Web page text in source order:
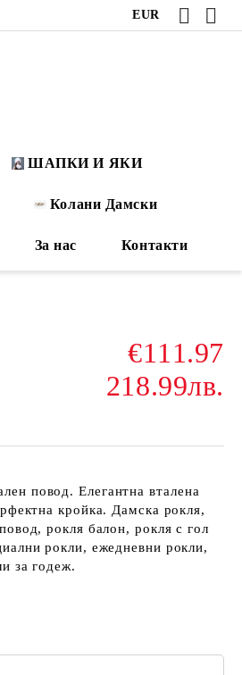
EUR
ШАПКИ И ЯКИ
Колани Дамски
За нас Контакти
€111.97
218.99лв.
повод. Елегантна вталена
кройка. Дамска рокля,
рокля балон, рокля с гол
рокли, ежедневни рокли,
за годеж.